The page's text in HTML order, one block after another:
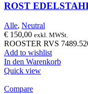
ROST
Alle, Neutral
€ 150,00 exkl. MWSt.
ROOSTER RVS
Add to wishlist
In den Warenkorb
Quick view
Compare